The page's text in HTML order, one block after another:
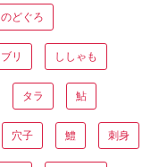
のどぐろ
ブリ ししゃも
タラ 鮎
穴子 鱧 刺身